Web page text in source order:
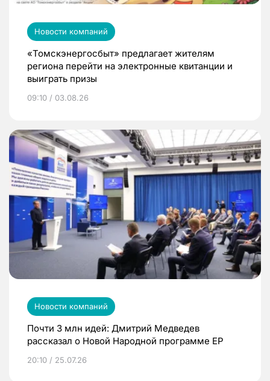
Новости компаний
«Томскэнергосбыт» предлагает жителям
региона перейти на электронные квитанции и
выиграть призы
09:10 / 03.08.26
Новости компаний
Почти 3 млн идей: Дмитрий Медведев
рассказал о Новой Народной программе ЕР
20:10 / 25.07.26